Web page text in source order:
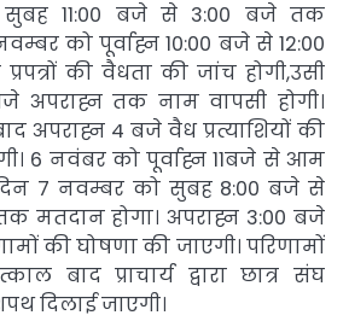
11:00 बजे से 3:00 बजे तक
को पूर्वाह्न 10:00 बजे से 12:00
की वैधता की जांच होगी,उसी
अपराह्न तक नाम वापसी होगी।
अपराह्न 4 बजे वैध प्रत्याशियों की
6 नवंबर को पूर्वाह्न 11बजे से आम
7 नवम्बर को सुबह 8:00 बजे से
मतदान होगा। अपराह्न 3:00 बजे
की घोषणा की जाएगी। परिणामों
बाद प्राचार्य द्वारा छात्र संघ
दिलाई जाएगी।